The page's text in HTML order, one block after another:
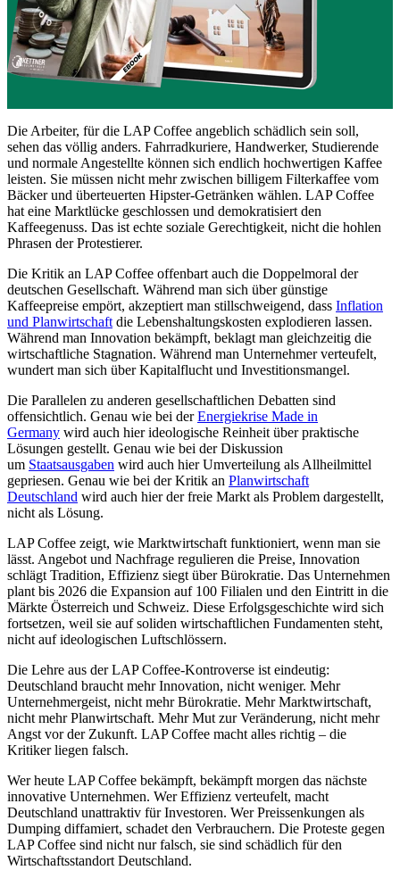
Die Arbeiter, für die LAP Coffee angeblich schädlich sein soll,
sehen das völlig anders. Fahrradkuriere, Handwerker, Studierende
und normale Angestellte können sich endlich hochwertigen Kaffee
leisten. Sie müssen nicht mehr zwischen billigem Filterkaffee vom
Bäcker und überteuerten Hipster-Getränken wählen. LAP Coffee
hat eine Marktlücke geschlossen und demokratisiert den
Kaffeegenuss. Das ist echte soziale Gerechtigkeit, nicht die hohlen
Phrasen der Protestierer.
Die Kritik an LAP Coffee offenbart auch die Doppelmoral der
deutschen Gesellschaft. Während man sich über günstige
Kaffeepreise empört, akzeptiert man stillschweigend, dass Inflation
und Planwirtschaft die Lebenshaltungskosten explodieren lassen.
Während man Innovation bekämpft, beklagt man gleichzeitig die
wirtschaftliche Stagnation. Während man Unternehmer verteufelt,
wundert man sich über Kapitalflucht und Investitionsmangel.
Die Parallelen zu anderen gesellschaftlichen Debatten sind
offensichtlich. Genau wie bei derEnergiekrise Made in
Germany wird auch hier ideologische Reinheit über praktische
Lösungen gestellt. Genau wie bei der Diskussion
um Staatsausgaben wird auch hier Umverteilung als Allheilmittel
gepriesen. Genau wie bei der Kritik an Planwirtschaft
Deutschland wird auch hier der freie Markt als Problem dargestellt,
nicht als Lösung.
LAP Coffee zeigt, wie Marktwirtschaft funktioniert, wenn man sie
lässt. Angebot und Nachfrage regulieren die Preise, Innovation
schlägt Tradition, Effizienz siegt über Bürokratie. Das Unternehmen
plant bis 2026 die Expansion auf 100 Filialen und den Eintritt in die
Märkte Österreich und Schweiz. Diese Erfolgsgeschichte wird sich
fortsetzen, weil sie auf soliden wirtschaftlichen Fundamenten steht,
nicht auf ideologischen Luftschlössern.
Die Lehre aus der LAP Coffee-Kontroverse ist eindeutig:
Deutschland braucht mehr Innovation, nicht weniger. Mehr
Unternehmergeist, nicht mehr Bürokratie. Mehr Marktwirtschaft,
nicht mehr Planwirtschaft. Mehr Mut zur Veränderung, nicht mehr
Angst vor der Zukunft. LAP Coffee macht alles richtig – die
Kritiker liegen falsch.
Wer heute LAP Coffee bekämpft, bekämpft morgen das nächste
innovative Unternehmen. Wer Effizienz verteufelt, macht
Deutschland unattraktiv für Investoren. Wer Preissenkungen als
Dumping diffamiert, schadet den Verbrauchern. Die Proteste gegen
LAP Coffee sind nicht nur falsch, sie sind schädlich für den
Wirtschaftsstandort Deutschland.